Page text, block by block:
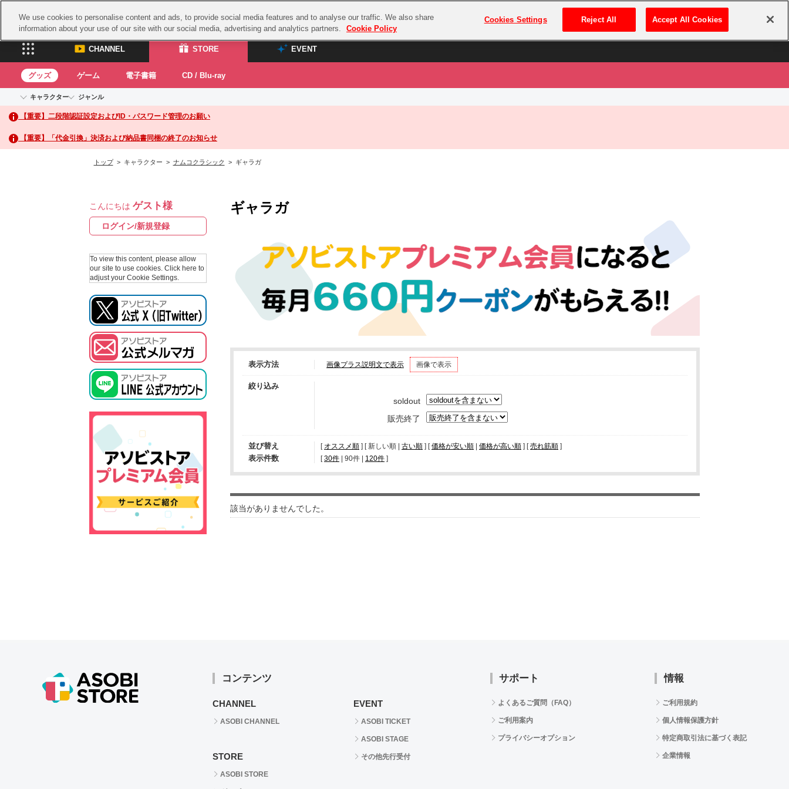
プレミアム会員とは ログイン・新規登録
CHANNEL STORE EVENT
CHANNEL
ASOBI CHANNEL TOP
STORE
ASOBI STORE TOP
グッズ
CD / Blu-ray
EVENT
ASOBI STAGE
グッズ ゲーム 電子書籍 CD / Blu-ray
キャラクター
アイドルマスターシリーズ
アイドルマスター
アイドルマスター シンデレラガールズ
アイドルマスター ミリオンライブ！
プロジェクトアイマス ヴイアライヴ
テイルズ オブ シリーズ
スサノオマジック
ドラゴンボール
ラブライブ！サンシャイン‼
ジャンル
イベントグッズ
トイ・ホビー
【重要】二段階認証設定およびID・パスワード管理のお願い
【重要】「代金引換」決済および納品書同梱の終了のお知らせ
トップ> キャラクター > ナムコクラシック > ギャラガ
こんにちは ゲスト様
ログイン/新規登録
To view this content, please allow
our site to use cookies. Click here to
adjust your Cookie Settings.
ギャラガ
表示方法 画像プラス説明文で表示 画像で表示
絞り込み
soldout
販売終了
並び替え [ オススメ順 ] [ 新しい順 | 古い順 ] [価格が安い順 | 価格が高い順 ] [売れ筋順 ]
表示件数 [ 30件 | 90件 | 120件 ]
該当がありませんでした。
コンテンツ
CHANNEL
ASOBI CHANNEL
STORE
ASOBI STORE
EVENT
ASOBI TICKET
ASOBI STAGE
その他先行受付
サポート
よくあるご質問（FAQ）
ご利用案内
プライバシーオプション
情報
ご利用規約
個人情報保護方針
特定商取引法に基づく表記
企業情報
We use cookies to personalise content and ads, to provide social media features and to analyse our traffic. We also share
information about your use of our site with our social media, advertising and analytics partners.
Cookie Policy
Cookies Settings Reject All Accept All Cookies